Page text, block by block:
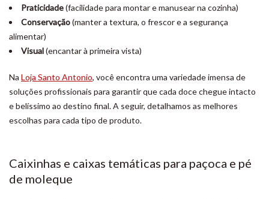
Praticidade(facilidade para montar e manusear na cozinha)
Conservação(manter a textura, o frescor e a segurança
alimentar)
Visual(encantar à primeira vista)
Na Loja Santo Antonio, você encontra uma variedade imensa de
soluções profissionais para garantir que cada doce chegue intacto
e belíssimo ao destino final. A seguir, detalhamos as melhores
escolhas para cada tipo de produto.
Caixinhas e caixas temáticas para paçoca e pé
de moleque